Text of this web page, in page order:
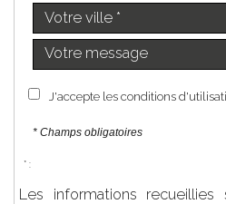
J'accepte les conditions
* Champs obligatoires
* :
Les informations